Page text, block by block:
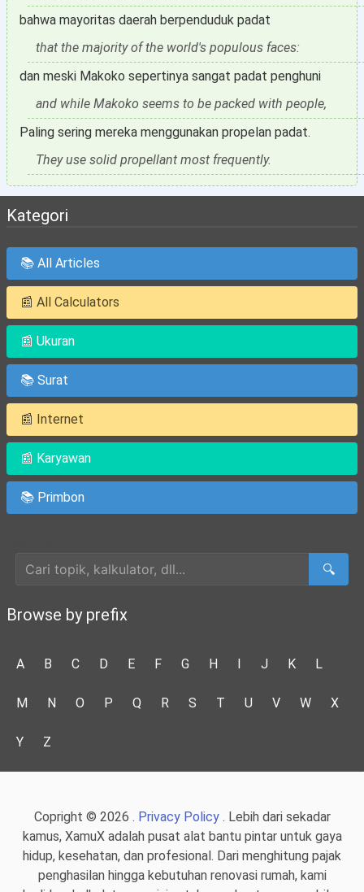
bahwa mayoritas daerah berpenduduk padat
that the majority of the world's populous faces:
dan meski Makoko sepertinya sangat padat penghuni
and while Makoko seems to be packed with people,
Paling sering mereka menggunakan propelan padat.
They use solid propellant most frequently.
Kategori
📚 All Articles
📰 All Calculators
📰 Ukuran
📚 Surat
📰 Internet
📰 Karyawan
📚 Primbon
🔍
Browse by prefix
A B C D E F G H I J K L
M N O P Q R S T U V W X
Y Z
Copright © 2026 . Privacy Policy. Lebih dari sekadar
kamus, XamuX adalah pusat alat bantu pintar untuk gaya
hidup, kesehatan, dan profesional. Dari menghitung pajak
penghasilan hingga kebutuhan renovasi rumah, kami